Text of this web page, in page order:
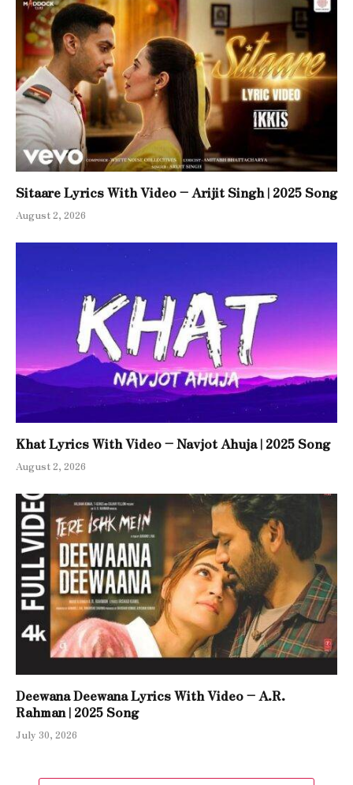
Sitaare Lyrics With Video – Arijit Singh | 2025 Song
August 2, 2026
Khat Lyrics With Video – Navjot Ahuja | 2025 Song
August 2, 2026
Deewana Deewana Lyrics With Video – A.R.
Rahman | 2025 Song
July 30, 2026